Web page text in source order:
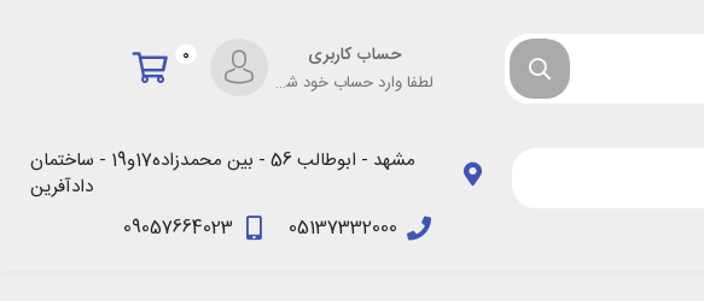
حساب کاربری
لطفا وارد حساب خود شوید!
0
مشهد - ابوطالب 56 - بین محمدزاده17و19 - ساختمان
دادآفرین
05137332000
09057664023